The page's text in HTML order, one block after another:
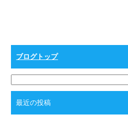
ブログトップ
最近の投稿